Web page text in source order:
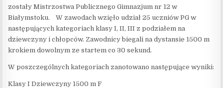
zostały Mistrzostwa Publicznego Gimnazjum nr 12 w
Białymstoku. W zawodach wzięło udział 25 uczniów PG w
następujących kategoriach klasy I, II, III z podziałem na
dziewczyny i chłopców. Zawodnicy biegali na dystansie 1500 m
krokiem dowolnym ze startem co 30 sekund.
W poszczególnych kategoriach zanotowano następujące wyniki:
Klasy I Dziewczyny 1500 m F